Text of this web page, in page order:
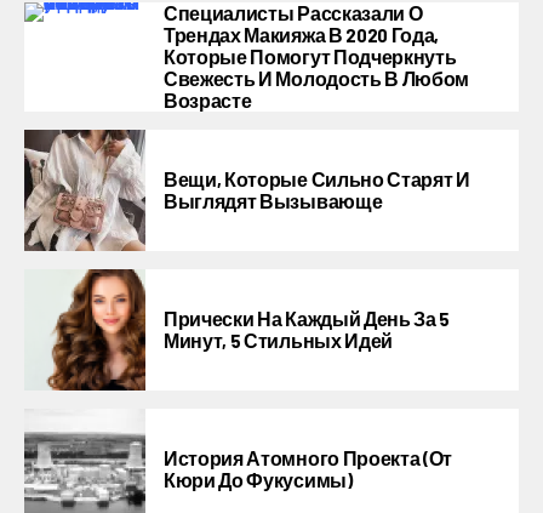
Специалисты Рассказали О
Трендах Макияжа В 2020 Года,
Которые Помогут Подчеркнуть
Свежесть И Молодость В Любом
Возрасте
Вещи, Которые Сильно Старят И
Выглядят Вызывающе
Прически На Каждый День За 5
Минут, 5 Стильных Идей
История Атомного Проекта (от
Кюри До Фукусимы)